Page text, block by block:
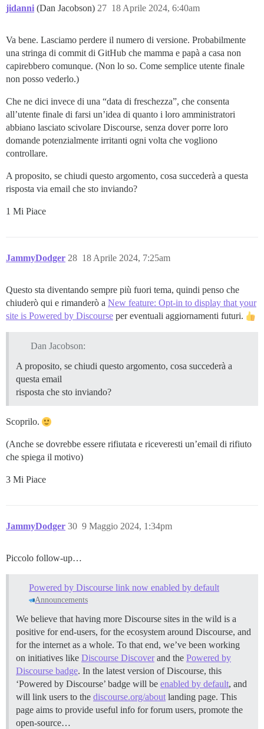
jidanni (Dan Jacobson) 18 Aprile 2024, 6:40am
27
Va bene. Lasciamo perdere il numero di versione. Probabilmente
una stringa di commit di GitHub che mamma e papà a casa non
capirebbero comunque. (Non lo so. Come semplice utente finale
non posso vederlo.)
Che ne dici invece di una “data di freschezza”, che consenta
all’utente finale di farsi un’idea di quanto i loro amministratori
abbiano lasciato scivolare Discourse, senza dover porre loro
domande potenzialmente irritanti ogni volta che vogliono
controllare.
A proposito, se chiudi questo argomento, cosa succederà a questa
risposta via email che sto inviando?
1 Mi Piace
JammyDodger 18 Aprile 2024, 7:25am
28
Questo sta diventando sempre più fuori tema, quindi penso che
chiuderò qui e rimanderò a New feature: Opt-in to display that your
site is Powered by Discourse per eventuali aggiornamenti futuri.
Dan Jacobson:
A proposito, se chiudi questo argomento, cosa succederà a
questa email
risposta che sto inviando?
Scoprilo.
(Anche se dovrebbe essere rifiutata e riceveresti un’email di rifiuto
che spiega il motivo)
3 Mi Piace
JammyDodger 9 Maggio 2024, 1:34pm
30
Piccolo follow-up…
Powered by Discourse link now enabled by default
Announcements
We believe that having more Discourse sites in the wild is a
positive for end-users, for the ecosystem around Discourse, and
for the internet as a whole. To that end, we’ve been working
on initiatives like Discourse Discoverand the Powered by
Discourse badge. In the latest version of Discourse, this
‘Powered by Discourse’ badge will be enabled by default, and
will link users to the discourse.org/about landing page. This
page aims to provide useful info for forum users, promote the
open-source…